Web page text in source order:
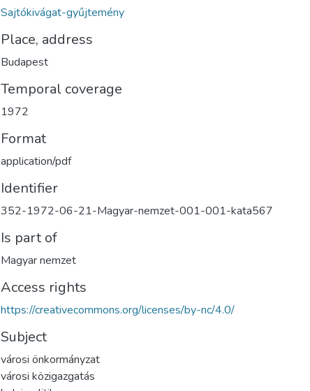
Sajtókivágat-gyűjtemény
Place, address
Budapest
Temporal coverage
1972
Format
application/pdf
Identifier
352-1972-06-21-Magyar-nemzet-001-001-kata567
Is part of
Magyar nemzet
Access rights
https://creativecommons.org/licenses/by-nc/4.0/
Subject
városi önkormányzat
városi közigazgatás